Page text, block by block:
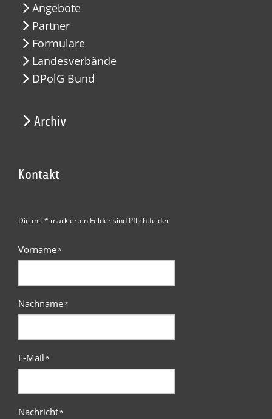
Angebote
Partner
Formulare
Landesverbände
DPolG Bund
Archiv
Kontakt
Die mit * markierten Felder sind Pflichtfelder
Vorname*
Nachname*
E-Mail*
Nachricht*